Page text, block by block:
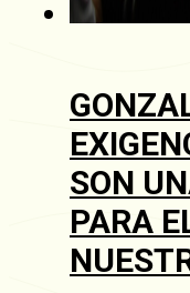
SON
PARA